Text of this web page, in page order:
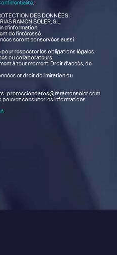
.*
DES DONNÉES :
RAMON SOLER, S.L.
d'information.
de l'intéressé.
seront conservées aussi
respecter les obligations légales.
ou collaborateurs.
à tout moment. Droit d'accès, de
et droit de limitation ou
: protecciondatos@rsramonsoler.com
pouvez consulter les informations
.